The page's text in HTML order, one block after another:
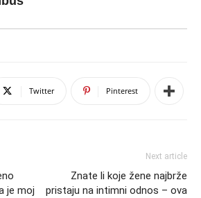
Twitter Pinterest
je moj
Next article
Znate li koje žene najbrže
pristaju na intimni odnos – ova